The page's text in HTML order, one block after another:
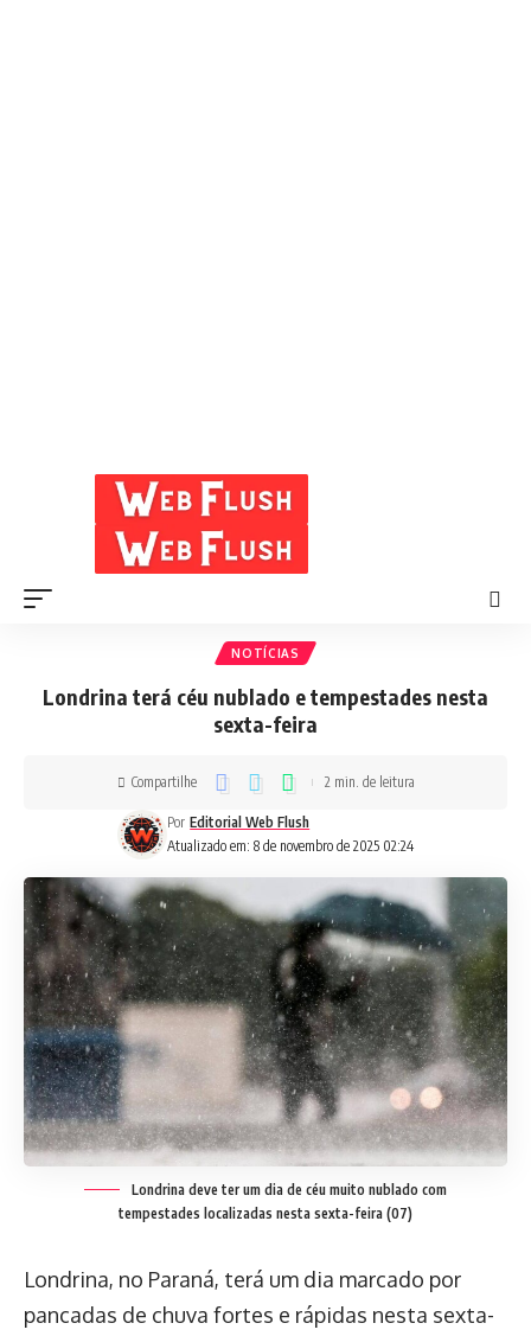
NOTÍCIAS
Londrina terá céu nublado e tempestades nesta
sexta-feira
Atualizado em: 8 de novembro de 2025 02:24
Por Editorial Web Flush
Compartilhe 2 min. de leitura
Londrina deve ter um dia de céu muito nublado com
tempestades localizadas nesta sexta-feira (07)
Londrina, no Paraná, terá um dia marcado por
pancadas de chuva fortes e rápidas nesta sexta-